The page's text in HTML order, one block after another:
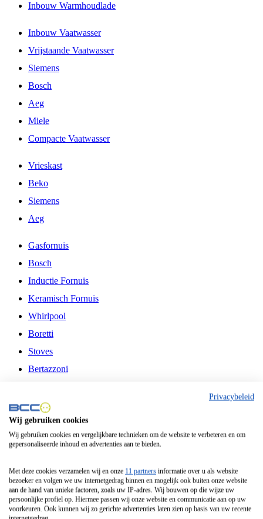
Inbouw Warmhoudlade
Inbouw Vaatwasser
Vrijstaande Vaatwasser
Siemens
Bosch
Aeg
Miele
Compacte Vaatwasser
Vrieskast
Beko
Siemens
Aeg
Gasfornuis
Bosch
Inductie Fornuis
Keramisch Fornuis
Whirlpool
Boretti
Stoves
Bertazzoni
Fitelli
Airfryer
Frituurpan
Contactgrill
Broodbakmachine
Broodrooster
Privacybeleid
Wij gebruiken cookies
Wij gebruiken cookies en vergelijkbare technieken om de website te verbeteren en om
gepersonaliseerde inhoud en advertenties aan te bieden.
Met deze cookies verzamelen wij en onze 11 partners informatie over u als website
bezoeker en volgen we uw internetgedrag binnen en mogelijk ook buiten onze website
aan de hand van unieke factoren, zoals uw IP-adres. Wij bouwen op die wijze uw
persoonlijke profiel op. Hiermee passen wij onze website en communicatie aan op uw
voorkeuren. Ook kunnen wij zo gerichte advertenties laten zien op basis van uw recente